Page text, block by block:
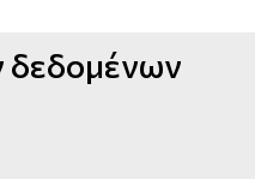
δεδομένων